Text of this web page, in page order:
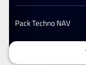
Pack Techno NAV